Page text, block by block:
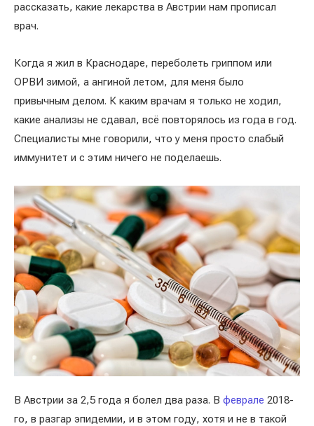
рассказать, какие лекарства в Австрии нам прописал
врач.
Когда я жил в Краснодаре, переболеть гриппом или
ОРВИ зимой, а ангиной летом, для меня было
привычным делом. К каким врачам я только не ходил,
какие анализы не сдавал, всё повторялось из года в год.
Специалисты мне говорили, что у меня просто слабый
иммунитет и с этим ничего не поделаешь.
В Австрии за 2,5 года я болел два раза. В феврале 2018-
го, в разгар эпидемии, и в этом году, хотя и не в такой